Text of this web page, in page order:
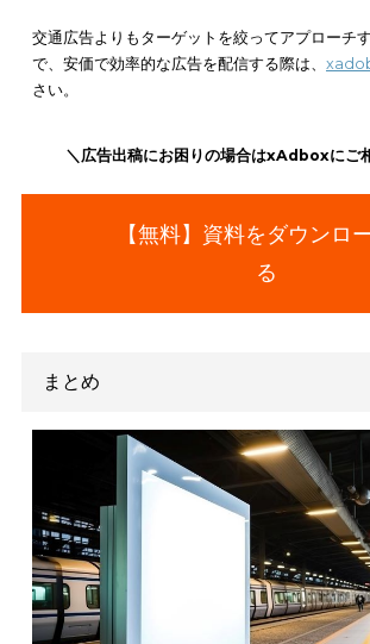
交通広告のデメリットとして、審査が厳
そのため、審査を通過するまでに何度も再
ないケースも珍しくありません。
審査で不合格の場合、ダメだった部分を
ればならず、最終的な掲載まで1ヶ月かか
め、期間が限られている広告などを出稿す
るように
事前にレギュレーションなどの確